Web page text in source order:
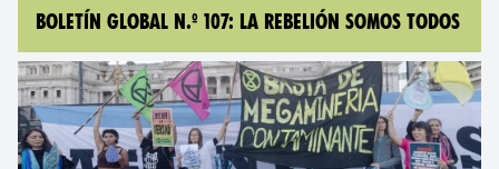
BOLETÍN GLOBAL N.º 107: LA REBELIÓN SOMOS TODOS